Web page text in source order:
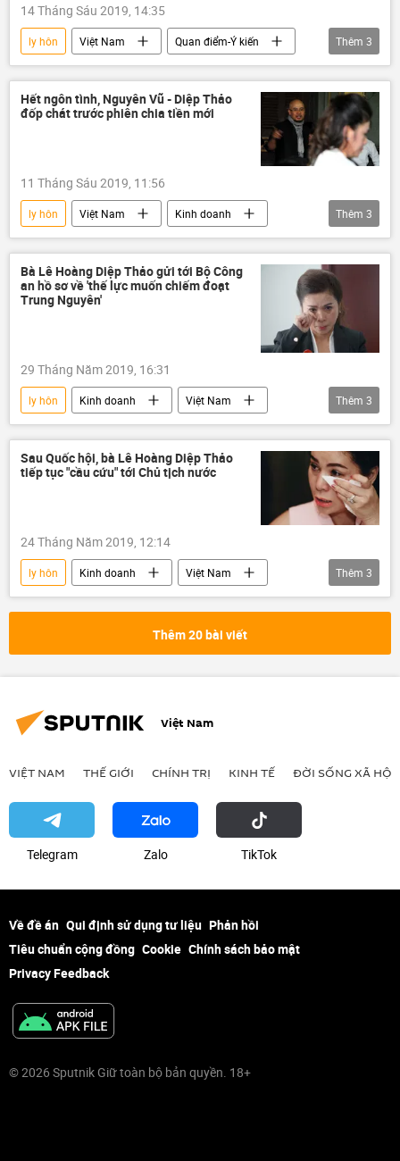
14 Tháng Sáu 2019, 14:35
ly hôn Việt Nam
Quan điểm-Ý kiến
Đặng Lê Nguyên Vũ
Lê Hoàng Diệp Thảo
Trung Nguyên Coffee
Thêm 3
Hết ngôn tình, Nguyên Vũ - Diệp Thảo
đốp chát trước phiên chia tiền mới
11 Tháng Sáu 2019, 11:56
ly hôn Việt Nam
Kinh doanh
Lê Hoàng Diệp Thảo
Đặng Lê Nguyên Vũ
Trung Nguyên Coffee
Thêm 3
Bà Lê Hoàng Diệp Thảo gửi tới Bộ Công
an hồ sơ về 'thế lực muốn chiếm đoạt
Trung Nguyên'
29 Tháng Năm 2019, 16:31
ly hôn Kinh doanh
Việt Nam
Lê Hoàng Diệp Thảo
Đặng Lê Nguyên Vũ
Trung Nguyên Coffee
Thêm 3
Sau Quốc hội, bà Lê Hoàng Diệp Thảo
tiếp tục "cầu cứu" tới Chủ tịch nước
24 Tháng Năm 2019, 12:14
ly hôn Kinh doanh
Việt Nam
Đặng Lê Nguyên Vũ
Lê Hoàng Diệp Thảo
Thêm 3
Thêm 20 bài viết
Việt Nam
VIỆT NAM THẾ GIỚI CHÍNH TRỊ KINH TẾ ĐỜI SỐNG XÃ HỘI
Telegram Zalo ТikТоk
Về đề án Qui định sử dụng tư liệu Phản hồi
Tiêu chuẩn cộng đồng Cookie Chính sách bảo mật
Privacy Feedback
© 2026 Sputnik Giữ toàn bộ bản quyền. 18+